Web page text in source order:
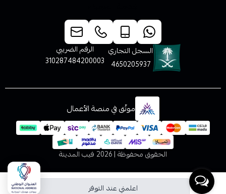
اعلمني عند التوفر
السجل التجاري
4650205937
الرقم الضريبي
310287484200003
موثّق في منصة الأعمال
الحقوق محفوظة | 2026 فيب المدينة